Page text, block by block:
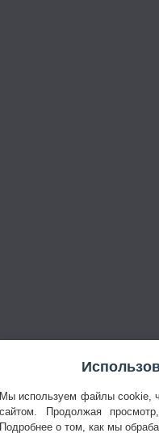
Мы используем файлы cookie,
сайтом. Продолжая
Подробнее о том, как мы